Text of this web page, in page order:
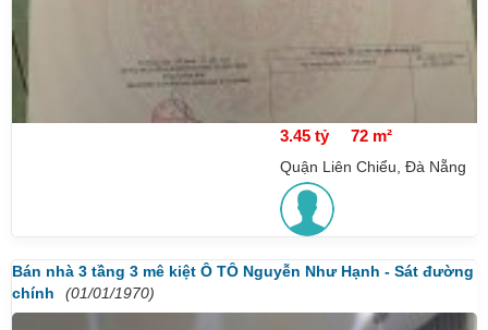
3.45 tỷ 72 m²
Quận Liên Chiểu, Đà Nẵng
Bán nhà 3 tầng 3 mê kiệt Ô TÔ Nguyễn Như Hạnh - Sát đường
chính
(01/01/1970)